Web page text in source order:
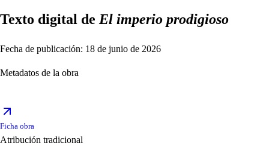
Texto digital de El imperio prodigioso
Fecha de publicación: 18 de junio de 2026
Metadatos de la obra
Ficha obra
Atribución tradicional